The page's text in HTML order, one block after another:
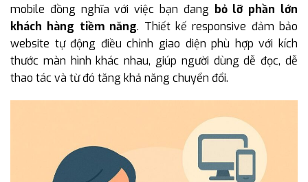
mobile đồng nghĩa với việc bạn đang bỏ lỡ phần lớn
khách hàng tiềm năng. Thiết kế responsive đảm bảo
website tự động điều chỉnh giao diện phù hợp với kích
thước màn hình khác nhau, giúp người dùng dễ đọc, dễ
thao tác và từ đó tăng khả năng chuyển đổi.